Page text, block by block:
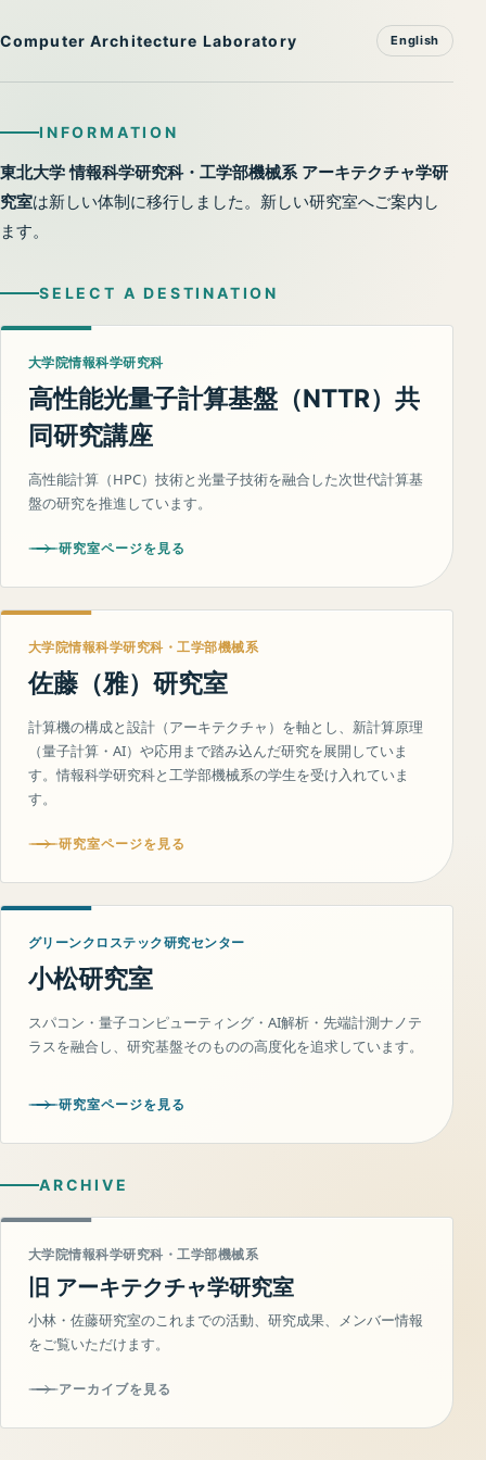
Computer Architecture Laboratory English
INFORMATION
東北大学 情報科学研究科・工学部機械系 アーキテクチャ学研
究室は新しい体制に移行しました。新しい研究室へご案内し
ます。
SELECT A DESTINATION
大学院情報科学研究科
高性能光量子計算基盤（NTTR）共
同研究講座
高性能計算（HPC）技術と光量子技術を融合した次世代計算基
盤の研究を推進しています。
研究室ページを見る
大学院情報科学研究科・工学部機械系
佐藤（雅）研究室
計算機の構成と設計（アーキテクチャ）を軸とし、新計算原理
（量子計算・AI）や応用まで踏み込んだ研究を展開していま
す。情報科学研究科と工学部機械系の学生を受け入れていま
す。
研究室ページを見る
グリーンクロステック研究センター
小松研究室
スパコン・量子コンピューティング・AI解析・先端計測ナノテ
ラスを融合し、研究基盤そのものの高度化を追求しています。
研究室ページを見る
ARCHIVE
大学院情報科学研究科・工学部機械系
旧 アーキテクチャ学研究室
小林・佐藤研究室のこれまでの活動、研究成果、メンバー情報
をご覧いただけます。
アーカイブを見る